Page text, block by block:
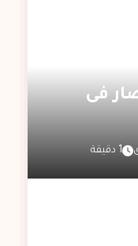
فى
1 دقيقة